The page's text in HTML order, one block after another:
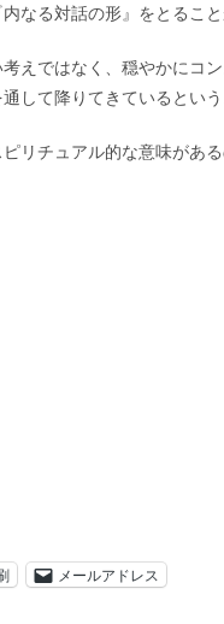
なる対話の形』をとること
えではなく、穏やかにコ
して降りてきているという
リチュアル的な意味があ
メールアドレス